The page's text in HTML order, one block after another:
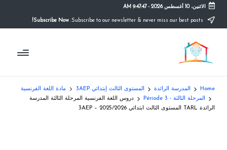
content
الاثنين، 10 أغسطس 2026 -
9:47:47 AM
Subscribe Now!
م
و
ق
ع
التعليم
الصريح
Home المدرسة الرائدة المستوى الثالث إبتدائي 3AEP
مادة اللغة الفرنسية
المرحلة الثالثة - Période 3
دروس اللغة الفرنسية المرحلة الثالثة المدرسة
الرائدة TARL المستوى الثالث ابتدائي 3AEP – 2025/2026